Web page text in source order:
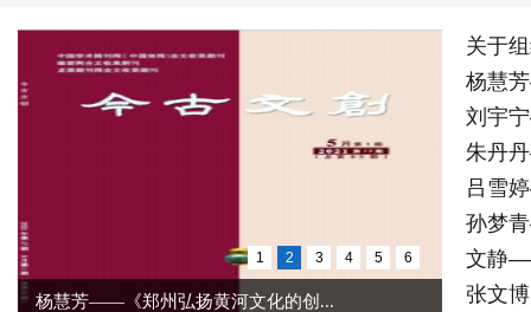
杨慧芳——《郑州弘扬黄河文化的创...
1 2 3 4 5 6
关于
杨慧
刘宇
朱丹
吕雪
孙梦
文静
张文